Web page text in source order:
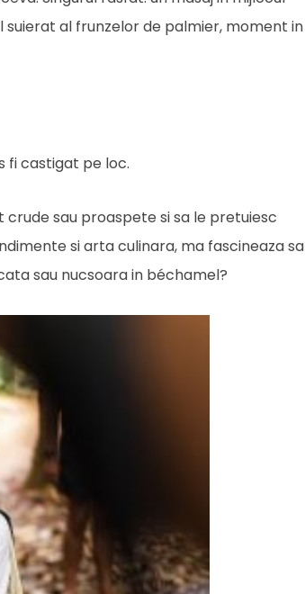
suierat al frunzelor de palmier, moment in
fi castigat pe loc.
sau proaspete si sa le pretuiesc
si arta culinara, ma fascineaza sa
sau nucsoara in béchamel?